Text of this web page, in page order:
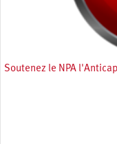
Soutenez le NPA